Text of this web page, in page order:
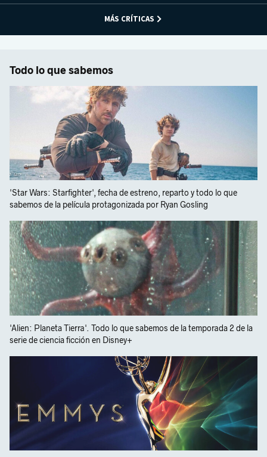
MÁS CRÍTICAS
Todo lo que sabemos
'Star Wars: Starfighter', fecha de estreno, reparto y todo lo que
sabemos de la película protagonizada por Ryan Gosling
'Alien: Planeta Tierra'. Todo lo que sabemos de la temporada 2 de la
serie de ciencia ficción en Disney+